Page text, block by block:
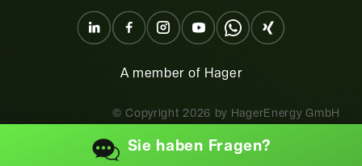
A member of Hager
© Copyright 2026 by HagerEnergy GmbH
Sie haben Fragen?